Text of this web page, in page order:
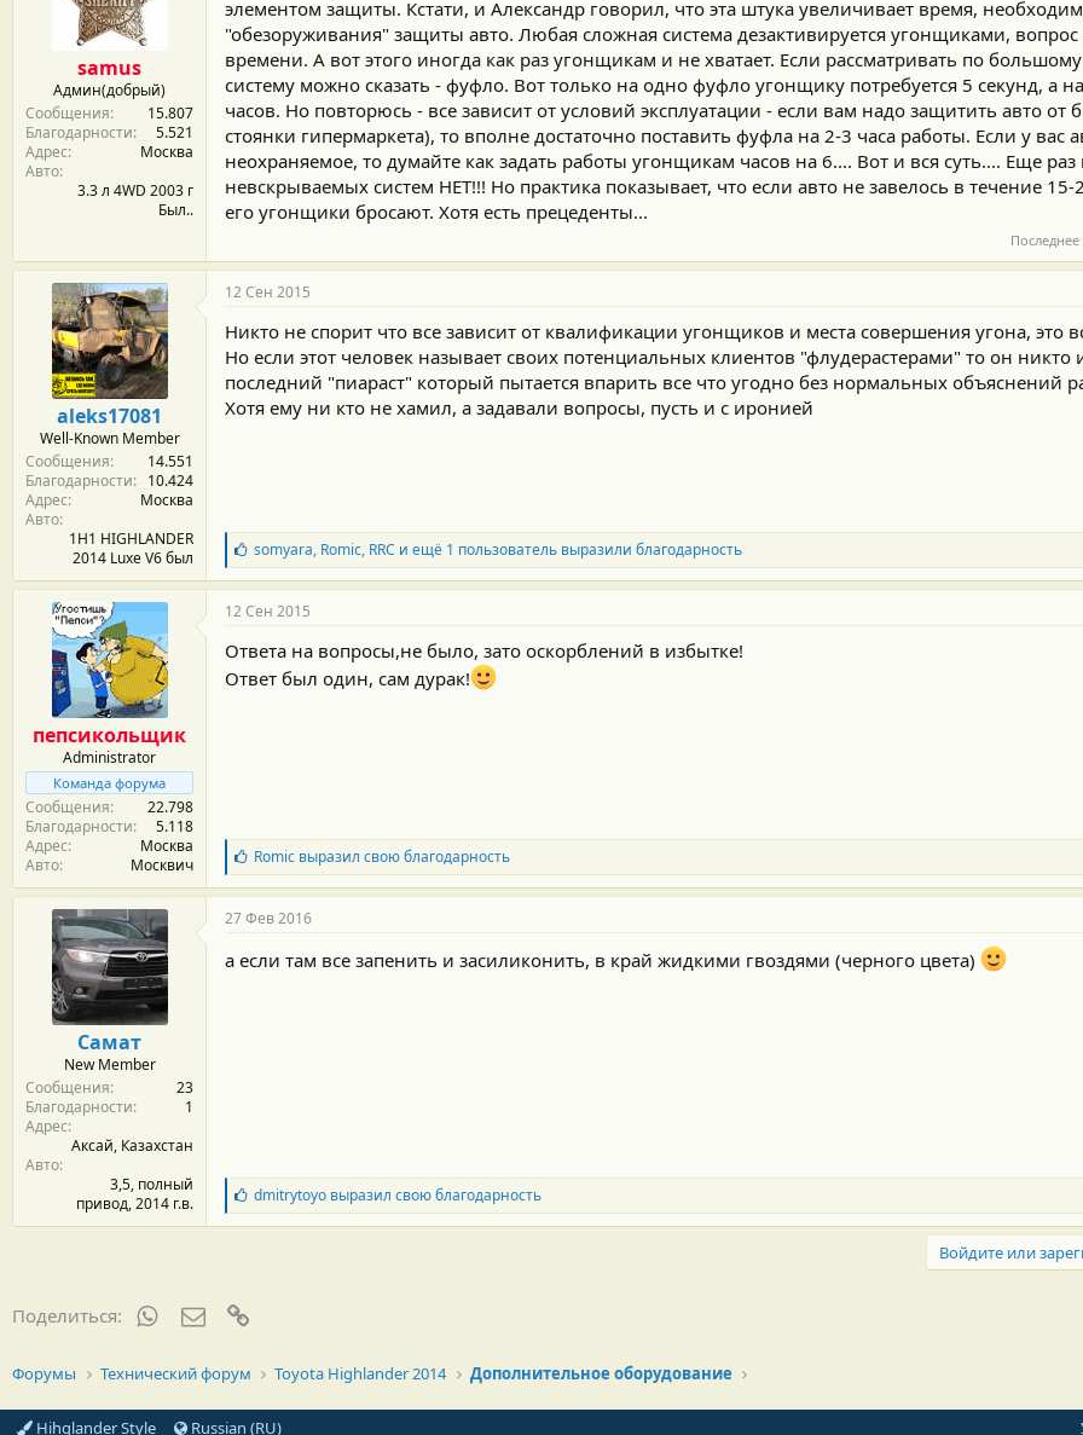
samus
Админ(добрый)
Сообщения
15.807
Благодарности
5.521
Адрес
Москва
Авто
3.3 л 4WD 2003 г
Был..
элементом защиты. Кстати, и Александр говорил, что эта штука увеличивает время,
"обезоруживания" защиты авто. Любая сложная система дезактивируется угонщиками,
времени. А вот этого иногда как раз угонщикам и не хватает. Если рассматривать по
систему можно сказать - фуфло. Вот только на одно фуфло угонщику потребуется 5 секунд, а
часов. Но повторюсь - все зависит от условий эксплуатации - если вам надо защитить авто от
стоянки гипермаркета), то вполне достаточно поставить фуфла на 2-3 часа работы. Если у вас
неохраняемое, то думайте как задать работы угонщикам часов на 6.... Вот и вся суть.... Еще
невскрываемых систем НЕТ!!! Но практика показывает, что если авто не завелось в течение
его угонщики бросают. Хотя есть прецеденты...
aleks17081
Well-Known Member
Сообщения
14.551
Благодарности
10.424
Адрес
Москва
Авто
1H1 HIGHLANDER
2014 Luxe V6 был
12 Сен 2015
Никто не спорит что все зависит от квалификации угонщиков и места совершения угона, это
Но если этот человек называет своих потенциальных клиентов "флудерастерами" то он
последний "пиараст" который пытается впарить все что угодно без нормальных объяснений
Хотя ему ни кто не хамил, а задавали вопросы, пусть и с иронией
Б
л
а
г
о
д
а
р
somyara, Romic, RRC и ещё 1 пользователь выразили благодарность
пепсикольщик
Administrator
Команда форума
Сообщения
22.798
Благодарности
5.118
Адрес
Москва
Авто
Москвич
12 Сен 2015
Ответа на вопросы,не было, зато оскорблений в избытке!
Ответ был один, сам дурак!
Б
л
а
г
о
а
Romicвыразил свою благодарность
Самат
New Member
Сообщения
23
Благодарности
1
Адрес
Аксай, Казахстан
Авто
3,5, полный
привод, 2014 г.в.
27 Фев 2016
а если там все запенить и засиликонить, в край жидкими гвоздями (черного цвета)
Б
л
а
т
и
dmitrytoyoвыразил свою благодарность
Войдите или
Поделиться: WhatsAppЭлектронная почта
Форумы Технический форум Toyota Highlander 2014 Дополнительное оборудование
Hihglander Style Russian (RU)